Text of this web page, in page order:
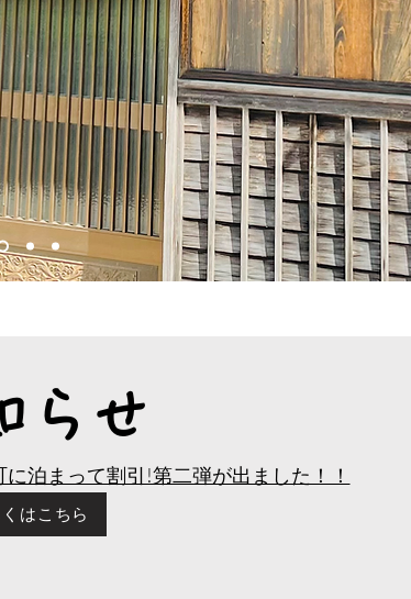
らせ
まって割引!第二弾が出ました！！
はこちら